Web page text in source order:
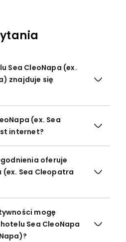
Sea CleoNapa (ex.
znajduje się
(ex. Sea
internet?
oferuje
(ex. Sea Cleopatra
mogę
Sea CleoNapa